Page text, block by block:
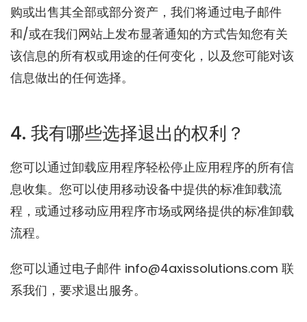
购或出售其全部或部分资产，我们将通过电子邮件
和/或在我们网站上发布显著通知的方式告知您有关
该信息的所有权或用途的任何变化，以及您可能对该
信息做出的任何选择。
4. 我有哪些选择退出的权利？
您可以通过卸载应用程序轻松停止应用程序的所有信
息收集。您可以使用移动设备中提供的标准卸载流
程，或通过移动应用程序市场或网络提供的标准卸载
流程。
您可以通过电子邮件 info@4axissolutions.com 联
系我们，要求退出服务。